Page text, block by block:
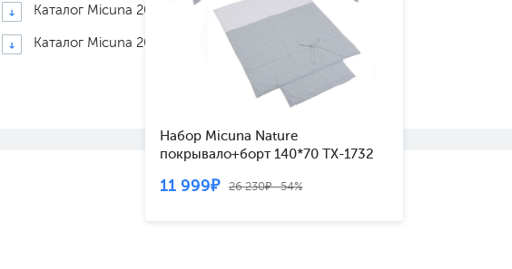
Набор Micuna Nature
покрывало+борт 140*70 TX-1732
11 999₽ 26 230₽ -54%
Каталог Micuna 2024
Каталог Micuna 2025